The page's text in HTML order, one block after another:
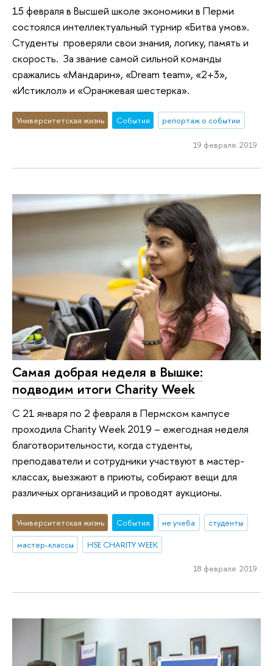
15 февраля в Высшей школе экономики в Перми
состоялся интеллектуальный турнир «Битва умов».
Студенты проверяли свои знания, логику, память и
скорость. За звание самой сильной команды
сражались «Мандарин», «Dream team», «2+3»,
«Истиклол» и «Оранжевая шестерка».
Университетская жизнь События репортаж о событии
19 февраля 2019
Самая добрая неделя в Вышке:
подводим итоги Charity Week
С 21 января по 2 февраля в Пермском кампусе
проходила Charity Week 2019 – ежегодная неделя
благотворительности, когда студенты,
преподаватели и сотрудники участвуют в мастер-
классах, выезжают в приюты, собирают вещи для
различных организаций и проводят аукционы.
Университетская жизнь События не учеба
студенты
мастер-классы
HSE CHARITY WEEK
18 февраля 2019